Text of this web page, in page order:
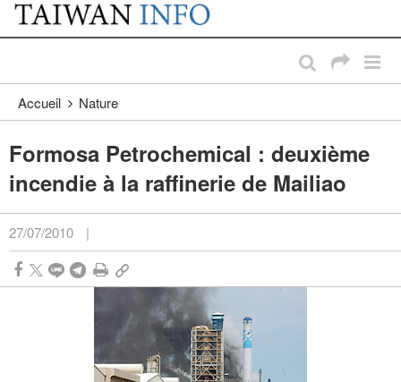
Passer au contenu principal
:::
Accueil Nature
Formosa Petrochemical : deuxième
incendie à la raffinerie de Mailiao
27/07/2010 |